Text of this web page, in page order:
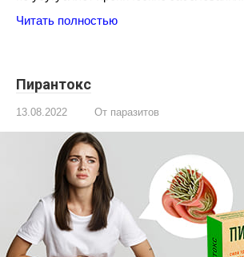
Читать полностью
Пирантокс
13.08.2022 От паразитов